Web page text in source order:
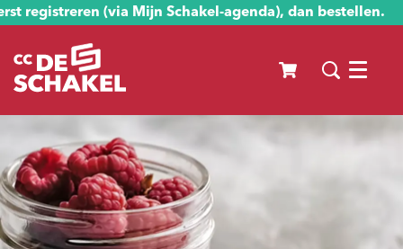
registreren (via Mijn Schakel-agenda), dan bestellen.
Menu